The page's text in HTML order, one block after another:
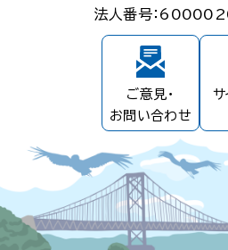
法人番号：
ご意見・
お問い合わせ
サ